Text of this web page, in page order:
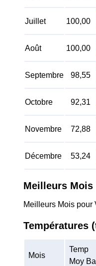
Juillet 100,00
Août 100,00
Septembre 98,55
Octobre 92,31
Novembre 72,88
Décembre 53,24
Meilleurs
Meilleurs Mois pour
Températures
Mois
Temp
Moy